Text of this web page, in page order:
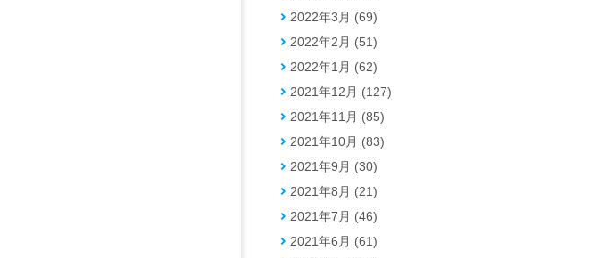
2022年3月 (69)
2022年2月 (51)
2022年1月 (62)
2021年12月 (127)
2021年11月 (85)
2021年10月 (83)
2021年9月 (30)
2021年8月 (21)
2021年7月 (46)
2021年6月 (61)